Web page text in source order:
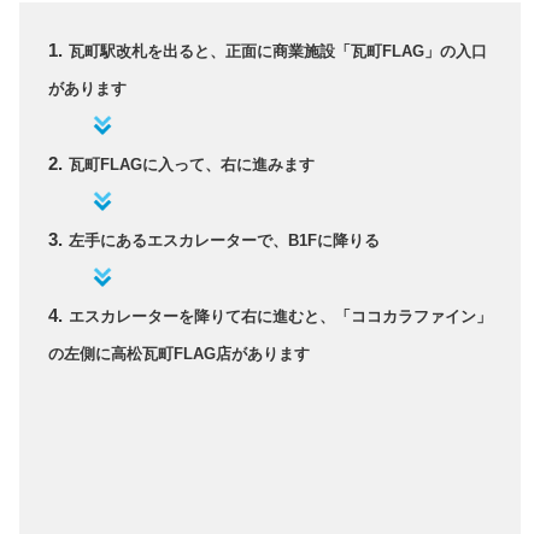
瓦町駅改札を出ると、正面に商業施設「瓦町FLAG」の入口
があります
瓦町FLAGに入って、右に進みます
左手にあるエスカレーターで、B1Fに降りる
エスカレーターを降りて右に進むと、「ココカラファイン」
の左側に高松瓦町FLAG店があります